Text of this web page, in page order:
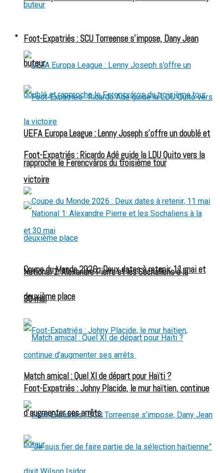
FOOT EXPATRIÉS
UEFA Europa League : Lenny Joseph s’offre un doublé et
rapproche le Ferencváros du troisième tour
Coupe du Monde 2026 : Deux dates à retenir, 11 mai et
30 mai
Match amical : Quel XI de départ pour Haïti ?
Foot-Expatriés : SCU Torreense s’impose, Dany Jean
buteur
Foot-Expatriés : Ricardo Adé guide la LDU Quito vers la
victoire
National 1: Alexandre Pierre et les Sochaliens à la
deuxième place
Foot-Expatriés : Johny Placide, le mur haïtien, continue
d’augmenter ses arrêts